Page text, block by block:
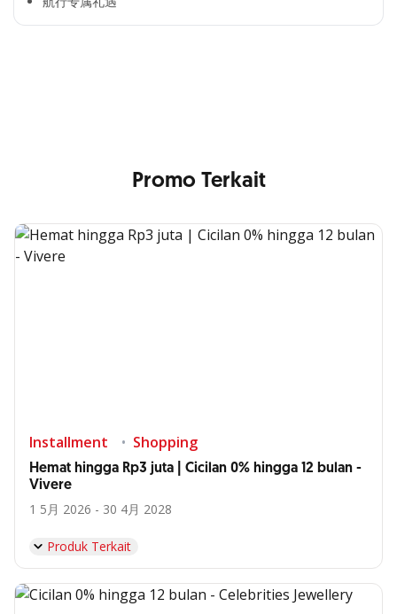
Cross Selling Banner Global
Promo Terkait
Installment Shopping
Hemat hingga Rp3 juta | Cicilan 0% hingga 12 bulan -
Vivere
1 5月 2026 - 30 4月 2028
Produk Terkait